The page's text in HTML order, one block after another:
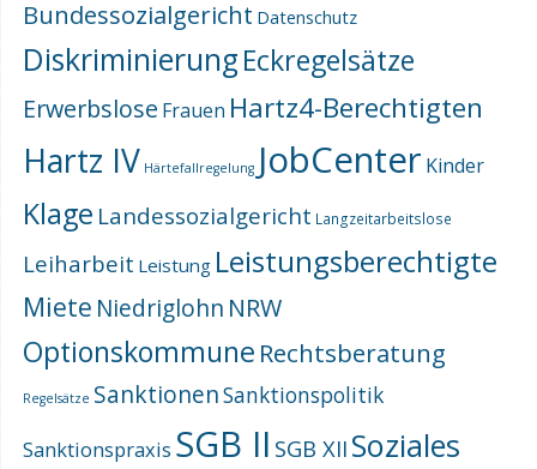
Bundessozialgericht Datenschutz
DiskriminierungEckregelsätze
Erwerbslose Frauen Hartz4-Berechtigten
Hartz IV Härtefallregelung JobCenter Kinder
Klage Landessozialgericht Langzeitarbeitslose
Leiharbeit Leistung Leistungsberechtigte
Miete Niedriglohn NRW
Optionskommune Rechtsberatung
Regelsätze SanktionenSanktionspolitik
Sanktionspraxis SGB II SGB XII Soziales